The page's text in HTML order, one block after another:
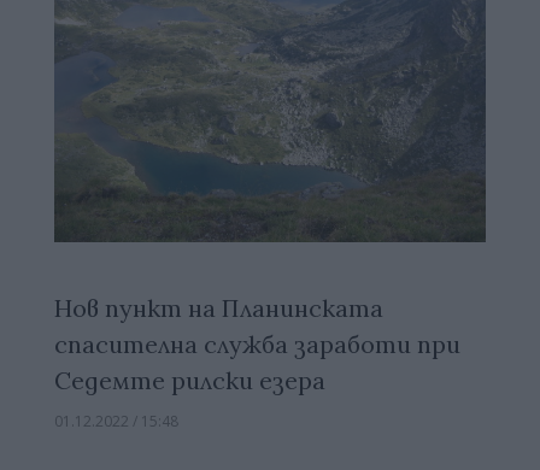
Нов пункт на Планинската
спасителна служба заработи при
Седемте рилски езера
01.12.2022 / 15:48